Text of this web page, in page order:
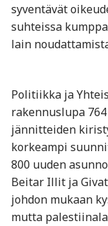
syventävät
suhteissa
lain
Politiikka ja
rakennuslupa
jännitteiden
korkeampi
800 uuden
Beitar Illit ja
johdon mukaan
mutta